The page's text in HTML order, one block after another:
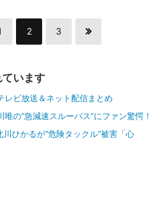
2 3
います
レビ放送＆ネット配信まとめ
唯の“急減速スルーパス”にファン驚愕！
ひかるが“危険タックル”被害「心